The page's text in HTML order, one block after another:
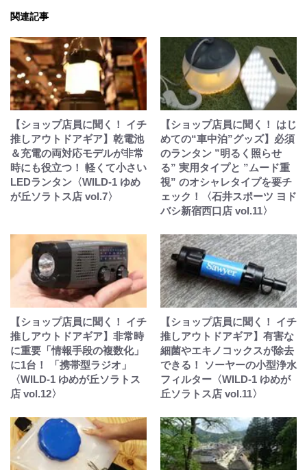
関連記事
【ショップ店員に聞く！ イチ
推しアウトドアギア】乾電池
＆充電の両対応モデルが非常
時にも役立つ！ 軽くて小さい
LEDランタン〈WILD-1 ゆめ
が丘ソラトス店 vol.7〉
【ショップ店員に聞く！ はじ
めての“車中泊”グッズ】必須
のランタン ”明るく照らせ
る” 実用タイプと ”ムード重
視” のオシャレタイプを要チ
ェック！〈石井スポーツ ヨド
バシ新宿西口店 vol.11〉
【ショップ店員に聞く！ イチ
推しアウトドアギア】非常時
に重要「情報手段の複数化」
に1台！ 「携帯型ラジオ」
〈WILD-1 ゆめが丘ソラトス
店 vol.12〉
【ショップ店員に聞く！ イチ
推しアウトドアギア】有害な
細菌やエキノコックスが除去
できる！ ソーヤーの小型浄水
フィルター〈WILD-1 ゆめが
丘ソラトス店 vol.11〉